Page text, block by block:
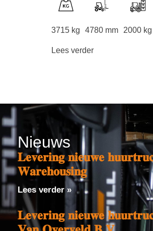
3715 kg 4780 mm 2000 kg
Lees verder
Nieuws
𝐋𝐞𝐯𝐞𝐫𝐢𝐧𝐠 𝐧𝐢𝐞𝐮𝐰𝐞
𝐖𝐚𝐫𝐞𝐡𝐨𝐮𝐬𝐢𝐧𝐠
Lees verder »
𝐋𝐞𝐯𝐞𝐫𝐢𝐧𝐠 𝐧𝐢𝐞𝐮𝐰𝐞